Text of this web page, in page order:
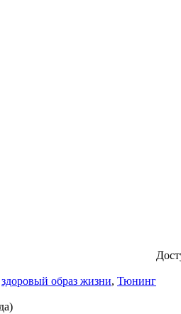
здоровый образ жизни, Тюнинг